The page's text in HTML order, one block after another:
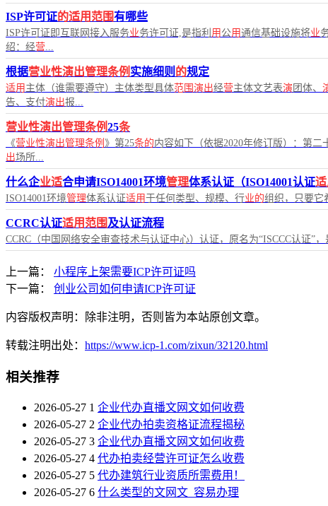
ISP许可证的适用范围有哪些
ISP许可证即互联网接入服务业务许可证,是指利 用 公用通信基础设施将业
绍：经营
根据营业性演出管理条例 实施细则 的规定
适用 主体（谁需要遵守）主体类型具体范围演出经营主体文艺表演 团体、
告、支付演出报...
营业性演出管理条例25条
《营业性演出管理条例 》第25条的内容如下（依据2020年修订版）：第二
出场所...
什么企业适合申请ISO14001环境管理体系认证（ISO14001认证
ISO14001环境管理体系认证适用于任何类型、规模、行业的组织，只要它
CCRC认证适用范围及认证流程
CCRC（中国网络安全审查技术与认证中心）认证，原名为“ISCCC认证”
上一篇：
小程序上架需要ICP许可证吗
下一篇：
创业公司如何申请ICP许可证
内容版权声明：除非注明，否则皆为本站原创文章。
转载注明出处： https://www.icp-1.com/zixun/32120.html
相关推荐
2026-05-27 1 企业代办直播文网文如何收费
2026-05-27 2 企业代办拍卖资格证流程揭秘
2026-05-27 3 企业代办直播文网文如何收费
2026-05-27 4 代办拍卖经营许可证怎么收费
2026-05-27 5 代办建筑行业资质所需费用！
2026-05-27 6 什么类型的文网文_容易办理